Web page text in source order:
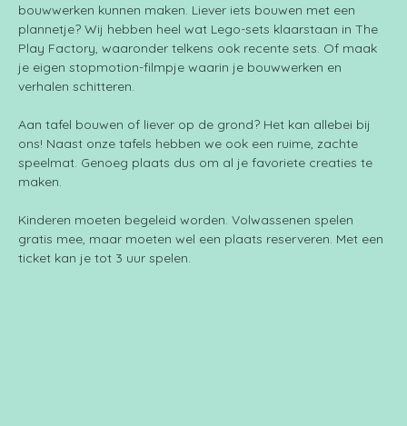
bouwwerken kunnen maken. Liever iets bouwen met een
plannetje? Wij hebben heel wat Lego-sets klaarstaan in The
Play Factory, waaronder telkens ook recente sets. Of maak
je eigen stopmotion-filmpje waarin je bouwwerken en
verhalen schitteren.
Aan tafel bouwen of liever op de grond? Het kan allebei bij
ons! Naast onze tafels hebben we ook een ruime, zachte
speelmat. Genoeg plaats dus om al je favoriete creaties te
maken.
Kinderen moeten begeleid worden. Volwassenen spelen
gratis mee, maar moeten wel een plaats reserveren. Met een
ticket kan je tot 3 uur spelen.